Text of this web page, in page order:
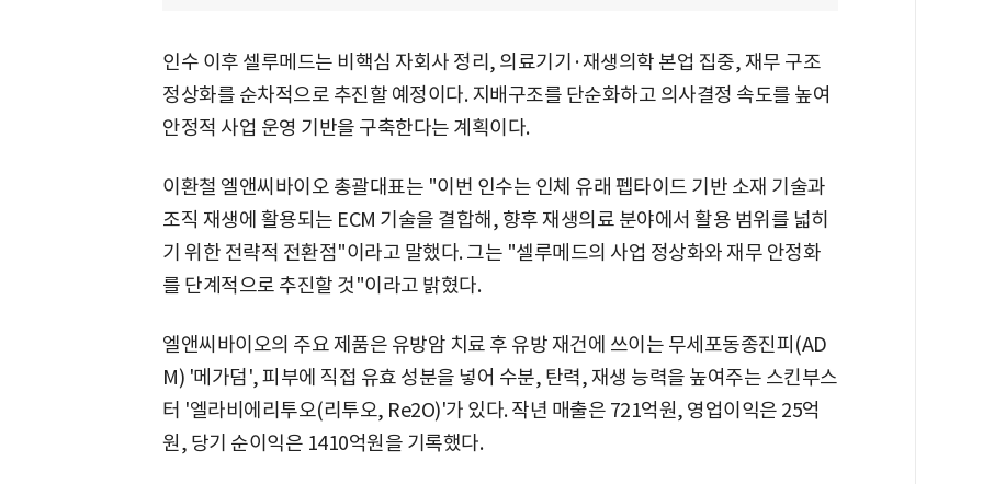
인수 이후 셀루메드는 비핵심 자회사 정리, 의료기기·재생의학 본업 집중, 재무 구조
정상화를 순차적으로 추진할 예정이다. 지배구조를 단순화하고 의사결정 속도를 높여
안정적 사업 운영 기반을 구축한다는 계획이다.
이환철 엘앤씨바이오 총괄대표는 "이번 인수는 인체 유래 펩타이드 기반 소재 기술과
조직 재생에 활용되는 ECM 기술을 결합해, 향후 재생의료 분야에서 활용 범위를 넓히
기 위한 전략적 전환점"이라고 말했다. 그는 "셀루메드의 사업 정상화와 재무 안정화
를 단계적으로 추진할 것"이라고 밝혔다.
엘앤씨바이오의 주요 제품은 유방암 치료 후 유방 재건에 쓰이는 무세포동종진피(AD
M) '메가덤', 피부에 직접 유효 성분을 넣어 수분, 탄력, 재생 능력을 높여주는 스킨부스
터 '엘라비에리투오(리투오, Re2O)'가 있다. 작년 매출은 721억원, 영업이익은 25억
원, 당기 순이익은 1410억원을 기록했다.